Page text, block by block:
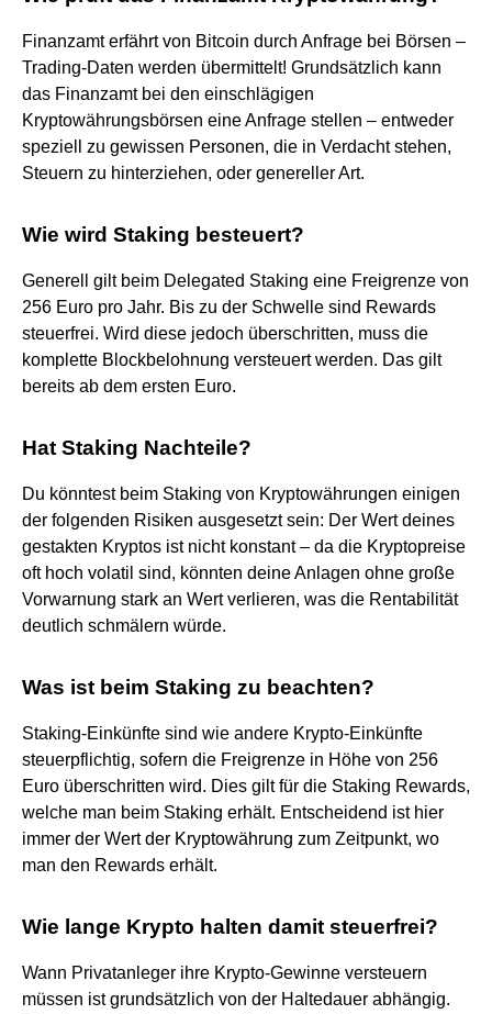
Finanzamt erfährt von Bitcoin durch Anfrage bei Börsen –
Trading-Daten werden übermittelt! Grundsätzlich kann
das Finanzamt bei den einschlägigen
Kryptowährungsbörsen eine Anfrage stellen – entweder
speziell zu gewissen Personen, die in Verdacht stehen,
Steuern zu hinterziehen, oder genereller Art.
Wie wird Staking besteuert?
Generell gilt beim Delegated Staking eine Freigrenze von
256 Euro pro Jahr. Bis zu der Schwelle sind Rewards
steuerfrei. Wird diese jedoch überschritten, muss die
komplette Blockbelohnung versteuert werden. Das gilt
bereits ab dem ersten Euro.
Hat Staking Nachteile?
Du könntest beim Staking von Kryptowährungen einigen
der folgenden Risiken ausgesetzt sein: Der Wert deines
gestakten Kryptos ist nicht konstant – da die Kryptopreise
oft hoch volatil sind, könnten deine Anlagen ohne große
Vorwarnung stark an Wert verlieren, was die Rentabilität
deutlich schmälern würde.
Was ist beim Staking zu beachten?
Staking-Einkünfte sind wie andere Krypto-Einkünfte
steuerpflichtig, sofern die Freigrenze in Höhe von 256
Euro überschritten wird. Dies gilt für die Staking Rewards,
welche man beim Staking erhält. Entscheidend ist hier
immer der Wert der Kryptowährung zum Zeitpunkt, wo
man den Rewards erhält.
Wie lange Krypto halten damit steuerfrei?
Wann Privatanleger ihre Krypto-Gewinne versteuern
müssen ist grundsätzlich von der Haltedauer abhängig.